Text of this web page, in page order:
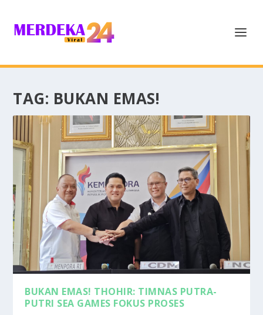
TAG: BUKAN EMAS!
BUKAN EMAS! THOHIR: TIMNAS PUTRA-
PUTRI SEA GAMES FOKUS PROSES